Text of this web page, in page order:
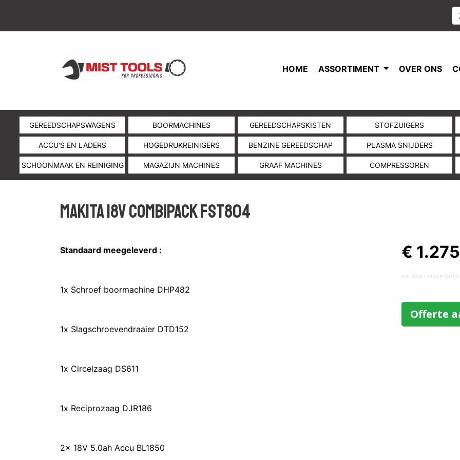
HOME ASSORTIMENT OVER ONS
GEREEDSCHAPSWAGENS BOORMACHINES GEREEDSCHAPSKISTEN STOFZUIGERS
ACCU'S EN LADERS HOGEDRUKREINIGERS BENZINE GEREEDSCHAP PLASMA SNIJDERS
SCHOONMAAK EN REINIGING MAGAZIJN MACHINES GRAAF MACHINES COMPRESSOREN
MAKITA 18V COMBIPACK FST804
€
ex. btw / adviesprijs
Offerte
Standaard meegeleverd :
1x Schroef boormachine DHP482
1x Slagschroevendraaier DTD152
1x Circelzaag DS611
1x Reciprozaag DJR186
2x 18V 5.0ah Accu BL1850